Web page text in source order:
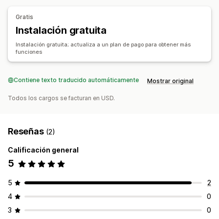
Marketing y ventas
Información útil de IA
Informes y estadísticas de pago
Información útil de ganancias Seguimiento de compra
Análisis históricos
Gratis
Instalación gratuita
Instalación gratuita; actualiza a un plan de pago para obtener más
funciones
Contiene texto traducido automáticamente Mostrar original
Todos los cargos se facturan en USD.
Reseñas (2)
Calificación general
5
5
2
4
0
3
0